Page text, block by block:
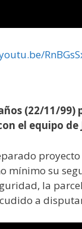
(22/11/
el equipo de
mínimo su
la
a